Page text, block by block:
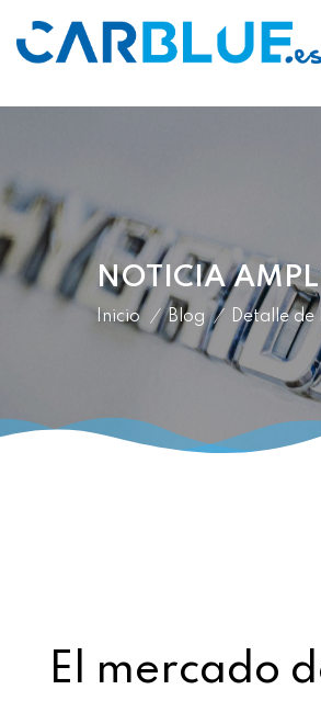
NOTICIA
Inicio / Blog / Detalle
El mercado